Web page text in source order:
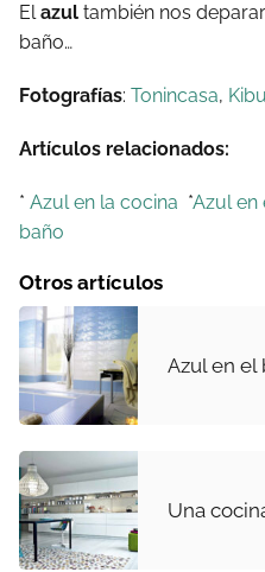
Elazul también nos
baño…
Fotografías: Tonincasa,
Artículos relacionados:
* Azul en la cocina *Azul en
baño
Otros artículos
Azul en el
Una